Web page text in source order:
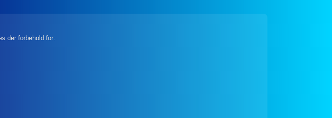
der forbehold for: